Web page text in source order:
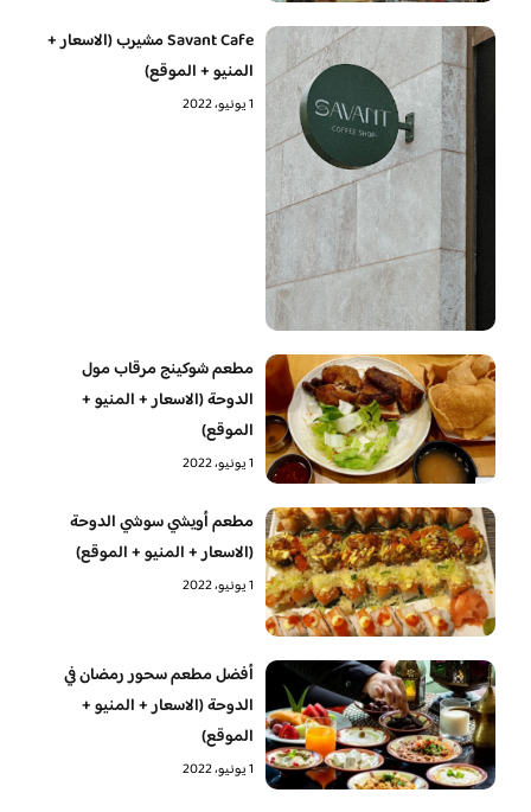
Savant Cafe مشيرب (الاسعار +
المنيو + الموقع)
1 يونيو، 2022
مطعم شوكينج مرقاب مول
الدوحة (الاسعار + المنيو +
الموقع)
1 يونيو، 2022
مطعم أويشي سوشي الدوحة
(الاسعار + المنيو + الموقع)
1 يونيو، 2022
أفضل مطعم سحور رمضان في
الدوحة (الاسعار + المنيو +
الموقع)
1 يونيو، 2022